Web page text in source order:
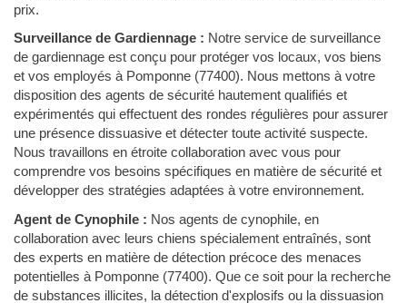
prix.
Surveillance de Gardiennage : Notre service de surveillance
de gardiennage est conçu pour protéger vos locaux, vos biens
et vos employés à Pomponne (77400). Nous mettons à votre
disposition des agents de sécurité hautement qualifiés et
expérimentés qui effectuent des rondes régulières pour assurer
une présence dissuasive et détecter toute activité suspecte.
Nous travaillons en étroite collaboration avec vous pour
comprendre vos besoins spécifiques en matière de sécurité et
développer des stratégies adaptées à votre environnement.
Agent de Cynophile : Nos agents de cynophile, en
collaboration avec leurs chiens spécialement entraînés, sont
des experts en matière de détection précoce des menaces
potentielles à Pomponne (77400). Que ce soit pour la recherche
de substances illicites, la détection d'explosifs ou la dissuasion